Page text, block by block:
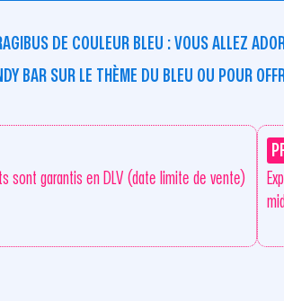
DE COULEUR BLEU : VOUS ALLEZ
BAR SUR LE THÈME DU BLEU OU POUR
sont garantis en DLV (date limite de vente)